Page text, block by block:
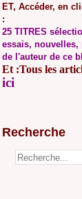
ET, Accéder, en
:
25 TITRES
essais, nouvelles,
de l'auteur de ce
Et :Tous les
ici
Recherche